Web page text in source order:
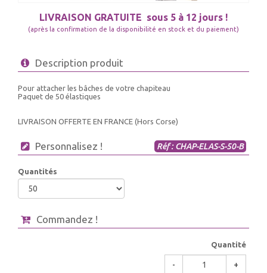
LIVRAISON GRATUITE sous 5 à 12 jours !
(après la confirmation de la disponibilité en stock et du paiement)
Description produit
Pour attacher les bâches de votre chapiteau
Paquet de 50 élastiques
LIVRAISON OFFERTE EN FRANCE (Hors Corse)
Personnalisez ! Réf : CHAP-ELAS-S-50-B
Quantités
Commandez !
Quantité
- +